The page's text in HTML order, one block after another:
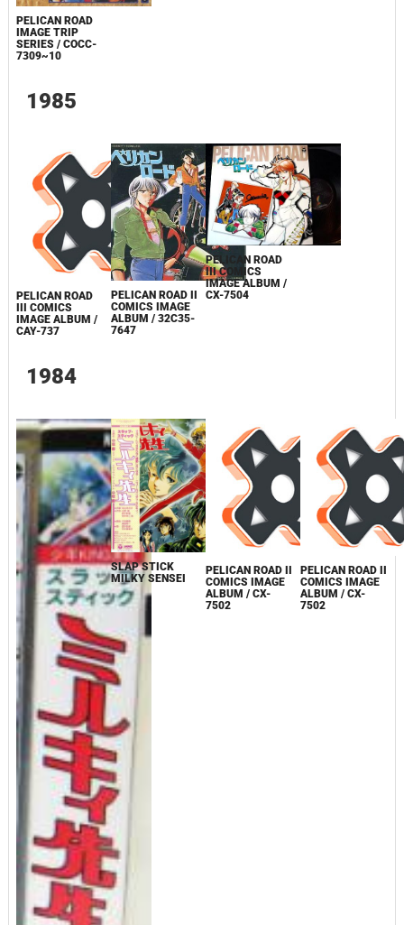
PELICAN ROAD
IMAGE TRIP
SERIES / COCC-
7309~10
1985
PELICAN ROAD
III COMICS
IMAGE ALBUM /
CAY-737
PELICAN ROAD II
COMICS IMAGE
ALBUM / 32C35-
7647
PELICAN ROAD
III COMICS
IMAGE ALBUM /
CX-7504
1984
SLAP STICK
MILKY SENSEI
PELICAN ROAD II
COMICS IMAGE
ALBUM / CX-
7502
PELICAN ROAD II
COMICS IMAGE
ALBUM / CX-
7502